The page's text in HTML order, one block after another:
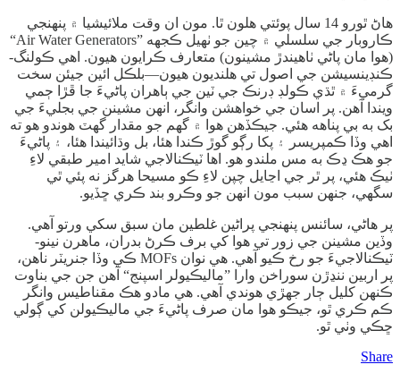
ھاڻ ٿورو 14 سال پوئتي هلون ٿا. مون ان وقت ملائيشيا ۾ پنهنجي
ڪاروبار جي سلسلي ۾ چين جو ٺھيل ڪجهه ”Air Water Generators“
(هوا مان پاڻي ٺاهيندڙ مشينون) متعارف ڪرايون هيون. اهي ڪولنگ-
ڪنڊينسيشن جي اصول تي هلنديون هيون—بلڪل ائين جيئن سخت
گرميءَ ۾ ٿڌي ڪولڊ ڊرنڪ جي ٽين جي ٻاهران پاڻيءَ جا ڦڙا ڄمي
ويندا آهن. پر اسان جي خواهشن وانگر، انهن مشينن جي بجليءَ جي
بک به بي پناهه هئي. جيڪڏهن هوا ۾ گهم جو مقدار گهٽ هوندو هو ته
اهي وڏا ڪمپريسر ۽ پکا رڳو گوڙ ڪندا هئا، بل وڌائيندا هئا، ۽ پاڻيءَ
جو هڪ ڍڪ به مس ملندو هو. اها ٽيڪنالاجي شايد امير طبقي لاءِ
ٺيڪ هئي، پر ٿر جي اڃايل چپن لاءِ ڪو مسيحا هرگز نه پئي ٿي
سگھي، جنهن سبب مون انهن جو وڪرو بند ڪري ڇڏيو.
پر هاڻي، سائنس پنهنجي پراڻين غلطين مان سبق سکي ورتو آهي.
وڏين مشينن جي زور تي هوا کي برف ڪرڻ بدران، ماهرن نينو-
ٽيڪنالاجيءَ جو رخ ڪيو آهي. هي نوان MOFs ڪي وڏا جنريٽر ناهن،
پر اربين ننڍڙن سوراخن وارا ”ماليڪيولر اسپنج“ آهن جن جي بناوت
ڪنهن کليل ڄار جهڙي هوندي آهي. هي مادو هڪ مقناطيس وانگر
ڪم ڪري ٿو، جيڪو هوا مان صرف پاڻيءَ جي ماليڪيولن کي ڳولي
ڇڪي وٺي ٿو.
Share